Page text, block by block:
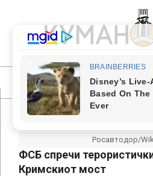
content
МУАБЕТИ
Primary
Navigation
Росавтодор/
ФСБ спречи
Кримскиот мост